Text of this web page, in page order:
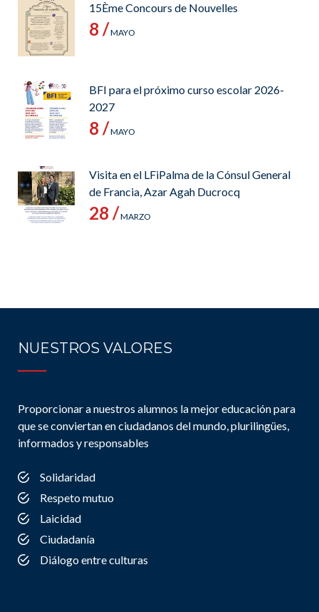
15Ème Concours de Nouvelles
8 /MAYO
BFI para el próximo curso escolar 2026-
2027
8 /MAYO
Visita en el LFiPalma de la Cónsul General
de Francia, Azar Agah Ducrocq
28 /MARZO
NUESTROS VALORES
Proporcionar a nuestros alumnos la mejor educación para
que se conviertan en ciudadanos del mundo, plurilingües,
informados y responsables
Solidaridad
Respeto mutuo
Laicidad
Ciudadanía
Diálogo entre culturas